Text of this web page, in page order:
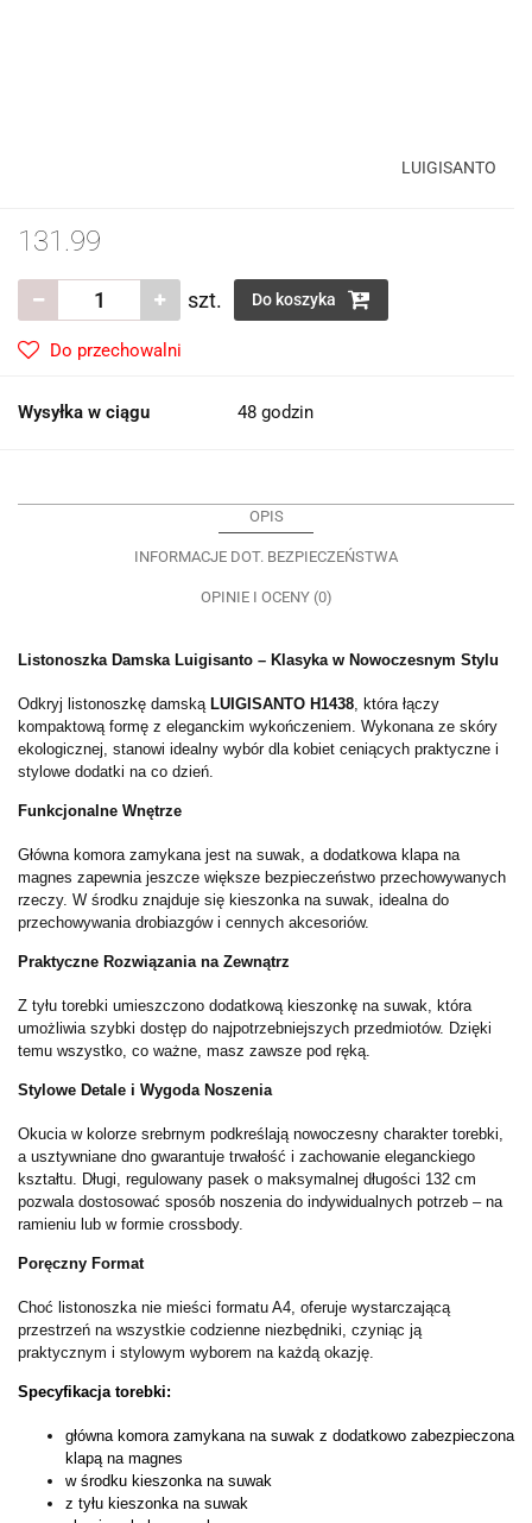
LUIGISANTO
131.99
szt. Do koszyka
Do przechowalni
Wysyłka w ciągu 48 godzin
OPIS
INFORMACJE DOT. BEZPIECZEŃSTWA
OPINIE I OCENY (0)
Listonoszka Damska Luigisanto – Klasyka w Nowoczesnym Stylu
Odkryj listonoszkę damską LUIGISANTO H1438 , która łączy
kompaktową formę z eleganckim wykończeniem. Wykonana ze skóry
ekologicznej, stanowi idealny wybór dla kobiet ceniących praktyczne i
stylowe dodatki na co dzień.
Funkcjonalne Wnętrze
Główna komora zamykana jest na suwak, a dodatkowa klapa na
magnes zapewnia jeszcze większe bezpieczeństwo przechowywanych
rzeczy. W środku znajduje się kieszonka na suwak, idealna do
przechowywania drobiazgów i cennych akcesoriów.
Praktyczne Rozwiązania na Zewnątrz
Z tyłu torebki umieszczono dodatkową kieszonkę na suwak, która
umożliwia szybki dostęp do najpotrzebniejszych przedmiotów. Dzięki
temu wszystko, co ważne, masz zawsze pod ręką.
Stylowe Detale i Wygoda Noszenia
Okucia w kolorze srebrnym podkreślają nowoczesny charakter torebki,
a usztywniane dno gwarantuje trwałość i zachowanie eleganckiego
kształtu. Długi, regulowany pasek o maksymalnej długości 132 cm
pozwala dostosować sposób noszenia do indywidualnych potrzeb – na
ramieniu lub w formie crossbody.
Poręczny Format
Choć listonoszka nie mieści formatu A4, oferuje wystarczającą
przestrzeń na wszystkie codzienne niezbędniki, czyniąc ją
praktycznym i stylowym wyborem na każdą okazję.
Specyfikacja torebki:
główna komora zamykana na suwak z dodatkowo zabezpieczona
klapą na magnes
w środku kieszonka na suwak
z tyłu kieszonka na suwak